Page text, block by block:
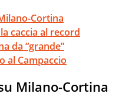
Cortina
caccia al record
da “grande”
al Campaccio
Milano-Cortina